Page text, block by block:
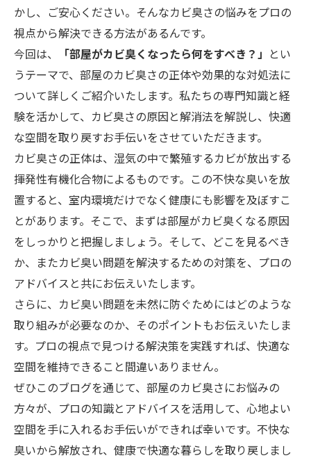
かし、ご安心ください。そんなカビ臭さの悩みをプロの
視点から解決できる方法があるんです。
今回は、
「部屋がカビ臭くなったら何をすべき？」 とい
うテーマで、部屋のカビ臭さの正体や効果的な対処法に
ついて詳しくご紹介いたします。私たちの専門知識と経
験を活かして、カビ臭さの原因と解消法を解説し、快適
な空間を取り戻すお手伝いをさせていただきます。
カビ臭さの正体は、湿気の中で繁殖するカビが放出する
揮発性有機化合物によるものです。この不快な臭いを放
置すると、室内環境だけでなく健康にも影響を及ぼすこ
とがあります。そこで、まずは部屋がカビ臭くなる原因
をしっかりと把握しましょう。そして、どこを見るべき
か、またカビ臭い問題を解決するための対策を、プロの
アドバイスと共にお伝えいたします。
さらに、カビ臭い問題を未然に防ぐためにはどのような
取り組みが必要なのか、そのポイントもお伝えいたしま
す。プロの視点で見つける解決策を実践すれば、快適な
空間を維持できること間違いありません。
ぜひこのブログを通じて、部屋のカビ臭さにお悩みの
方々が、プロの知識とアドバイスを活用して、心地よい
空間を手に入れるお手伝いができれば幸いです。不快な
臭いから解放され、健康で快適な暮らしを取り戻しまし